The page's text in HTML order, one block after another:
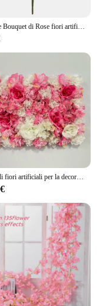
10 teste Bouquet di Rose fiori artificiali rosa occidentale decorazione di nozze 6 colori peonie fiori finti fiori artificiali
Pareti di fiori artificiali per la decorazione pannello di fiori di seta rosa sfondo per feste di compleanno di natale decorazioni per la casa matrimonio Flores